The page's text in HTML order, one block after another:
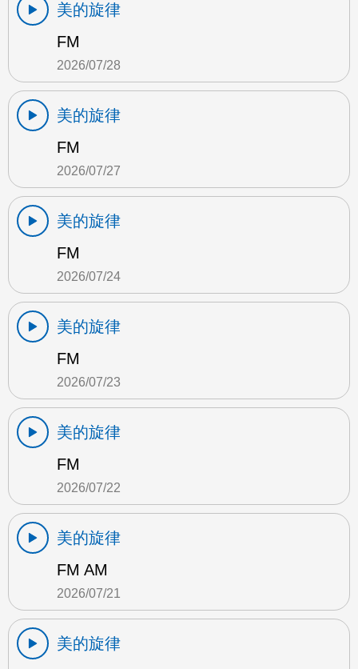
美的旋律
FM
2026/07/28
美的旋律
FM
2026/07/27
美的旋律
FM
2026/07/24
美的旋律
FM
2026/07/23
美的旋律
FM
2026/07/22
美的旋律
FM AM
2026/07/21
美的旋律